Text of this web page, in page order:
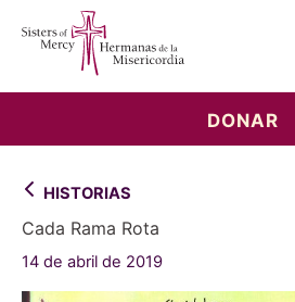
DONAR
HISTORIAS
Cada Rama Rota
14 de abril de 2019